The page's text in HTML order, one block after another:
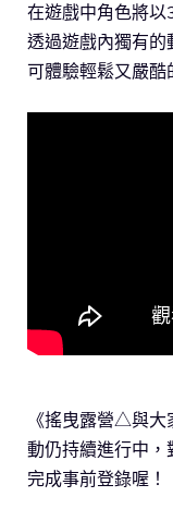
在遊戲中角色將以
透過遊戲內獨有的
可體驗輕鬆又嚴酷
《搖曳露營△與
動仍持續進行中，
完成事前登錄喔！